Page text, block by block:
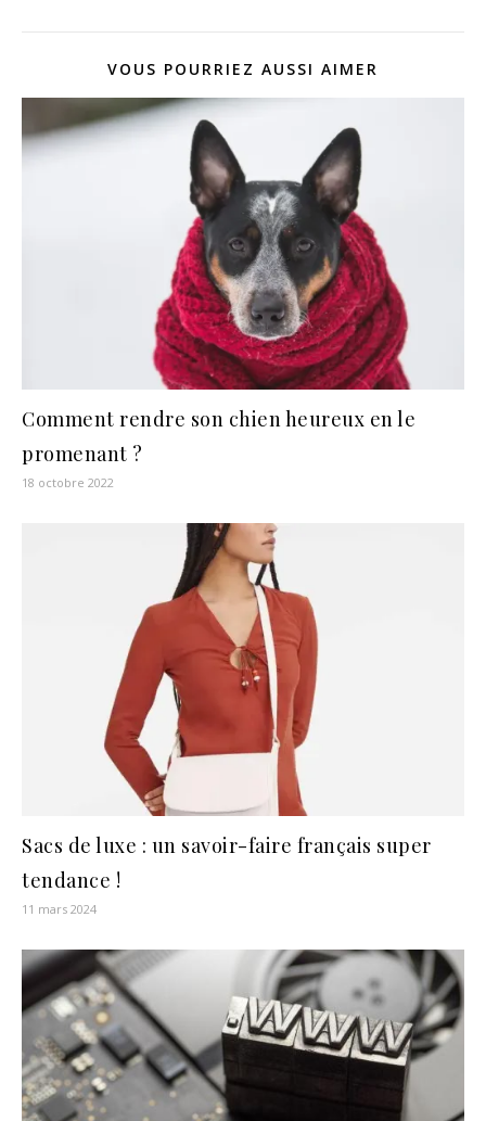
VOUS POURRIEZ AUSSI AIMER
Comment rendre son chien heureux en le
promenant ?
18 octobre 2022
Sacs de luxe : un savoir-faire français super
tendance !
11 mars 2024